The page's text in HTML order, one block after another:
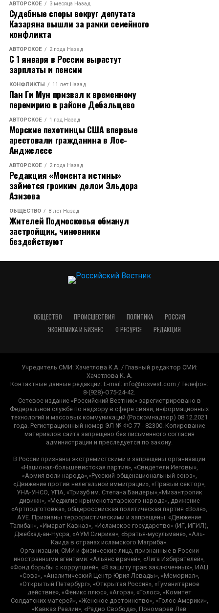
АВТОРСКОЕ 3 месяца Назад
Судебные споры вокруг депутата
Казаряна вышли за рамки семейного
конфликта
АВТОРСКОЕ 2 года Назад
С 1 января в России вырастут
зарплаты и пенсии
КОНФЛИКТЫ 11 лет Назад
Пан Ги Мун призвал к временному
перемирию в районе Дебальцево
АВТОРСКОЕ 1 год Назад
Морские пехотинцы США впервые
арестовали гражданина в Лос-
Анджелесе
АВТОРСКОЕ 2 года Назад
Редакция «Момента истины»
займется громким делом Эльдора
Азизова
ОБЩЕСТВО 8 лет Назад
Жителей Подмосковья обманул
застройщик, чиновники
бездействуют
ОБЩЕСТВО ПРОИСШЕСТВИЯ ПОЛИТИКА
РОССИЯ
ЭКОНОМИКА И БИЗНЕС
О РЕСУРСЕ РЕДАКЦИЯ
Учредитель СМИ: Хачетлова К.А. / Главный редактор СМИ:
Xaчeтлoвa K. A.
Контактные данные редакции: E-mail: info@rosvest.com / Телефон:
8-(928)-O75-24-42.
Сетевое издание «Российский Вестник» зарегистрировано в
Федеральной службе по надзору в сфере связи, информационных
технологий и массовых коммуникаций (Роскомнадзор) 08.12.2021
года. Регистрационный номер ЭЛ № ФС 77 - 82300. Копирование
материалов сайта запрещено без письменного согласия
администрации и преследуется по закону.
В России признаны экстремистскими и запрещены организации
«Национал-большевистская партия», «Свидетели Иеговы»,
«Армия воли народа»,«Русский общенациональный союз»,
«Движение против нелегальной иммиграции», «Правый сектор»,
УНА-УНСО, УПА, «Тризуб им. Степана Бандеры»,«Мизантропик
дивижн», «Меджлис крымскотатарского народа», движение
«Артподготовка», общероссийская политическая партия «Воля»,
АУЕ. Признаны террористическими и запрещены: «Движение
Талибан», «Имарат Кавказ», «Исламское государство» (ИГ, ИГИЛ),
Джебхад-ан-Нусра, «АУМ Синрике», «Братья-мусульмане», «Аль-
Каида в странах исламского Магриба».
Организации, СМИ и физические лица, признанные в России
иностранными агентами: «Альянс врачей», «Лига Избирателей»,
«Фонд борьбы с коррупцией», «В защиту прав заключенных», ИАЦ
«Сова», «Аналитический Центр Юрия Левады», «Мемориал»,
«Открытый Петербург», «Открытая Россия», «Гуманитарное
действие», «Феникс плюс», «Агора», «Голос», «Комитет
Солдатских матерей», «Женское достоинство», «Голос Америки»,
«Кавказ.Реалии», «Радио Свобода», Пономарев Лев